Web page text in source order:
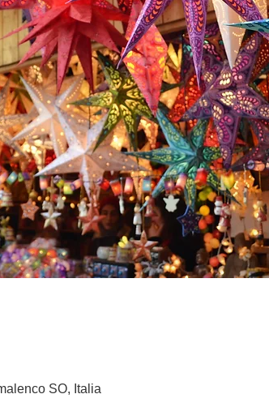
SO, Italia